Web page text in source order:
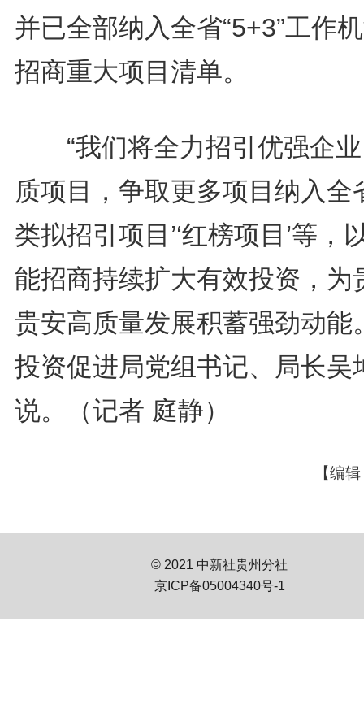
并已全部纳入全省“5+3”工作
招商重大项目清单。
“我们将全力招引优强企业
质项目，争取更多项目纳入全
类拟招引项目’‘红榜项目’等，
能招商持续扩大有效投资，为
贵安高质量发展积蓄强劲动能
投资促进局党组书记、局长吴
说。（记者 庭静）
【编
© 2021 中新社贵州分社
京ICP备05004340号-1